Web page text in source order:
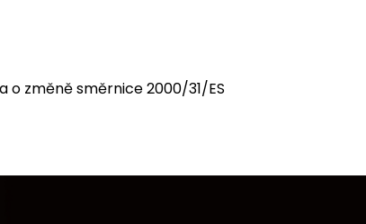
o změně směrnice 2000/31/ES